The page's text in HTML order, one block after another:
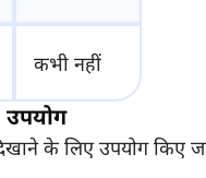
कभी नहीं
उपयोग
के लिए उपयोग किए